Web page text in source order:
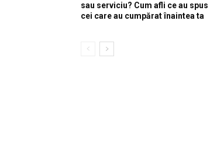
sau serviciu? Cum afli ce au spus
cei care au cumpărat înaintea ta